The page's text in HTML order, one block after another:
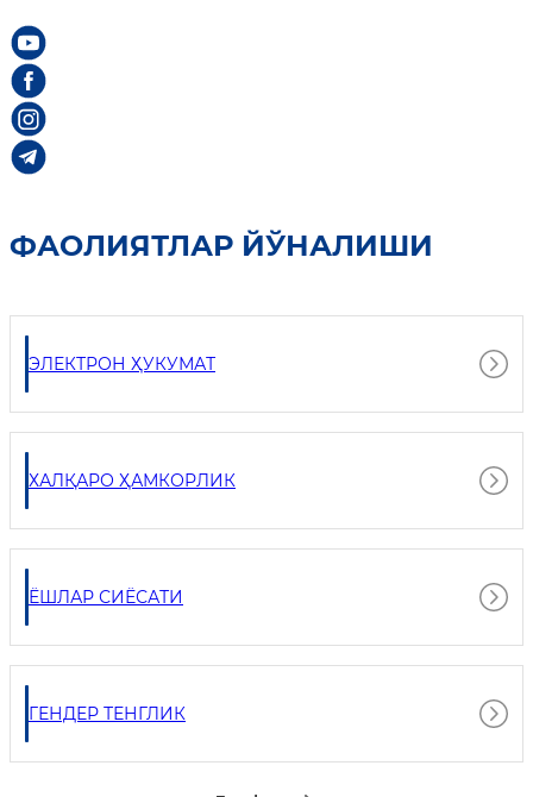
ФАОЛИЯТЛАР ЙЎНАЛИШИ
ЭЛЕКТРОН ҲУКУМАТ
ХАЛҚАРО ҲАМКОРЛИК
ЁШЛАР СИЁСАТИ
ГЕНДЕР ТЕНГЛИК